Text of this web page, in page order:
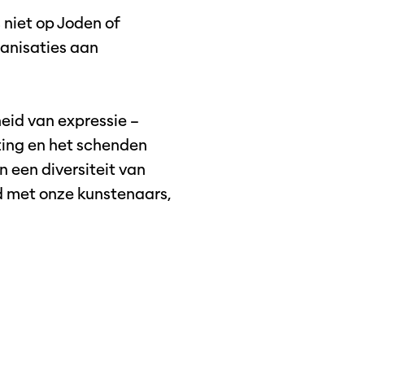
op Joden of
aan
van expressie –
en het schenden
een diversiteit van
onze kunstenaars,